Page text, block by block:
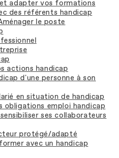
adapter vos formations
des référents handicap
le poste
actions handicap
d'une personne à son
en situation de handicap
obligations emploi handicap
ses collaborateurs
protégé/adapté
avec un handicap